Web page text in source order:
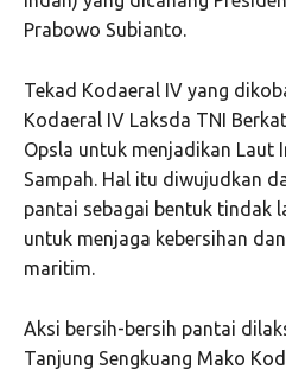
Prabowo Subianto.
Tekad Kodaeral IV yang
Kodaeral IV Laksda TNI
Opsla untuk menjadikan Laut
Sampah. Hal itu diwujudkan
pantai sebagai bentuk tindak
untuk menjaga kebersihan
maritim.
Aksi bersih-bersih pantai
Tanjung Sengkuang Mako